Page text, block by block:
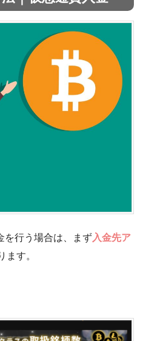
を行う場合は、まず入金先ア
ます。